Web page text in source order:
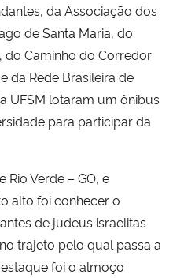
da Associação dos
de Santa Maria, do
do Caminho do Corredor
da Rede Brasileira de
UFSM lotaram um ônibus
para participar da
Rio Verde – GO, e
alto foi conhecer o
de judeus israelitas
trajeto pelo qual passa a
foi o almoço